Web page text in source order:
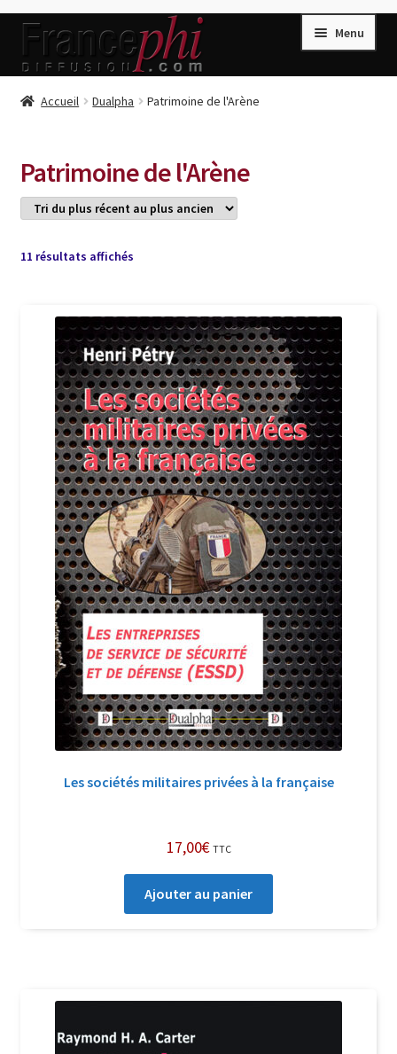
Aller
la
Aller
contenu
Menu
Accueil
Conditions de Vente
Connection
Listes d’Envies
Livres de Peter Randa
Livres de Philippe Randa
Login Customizer
Newsletter
Nous Contacter
Panier
Politique de confidentialité et cookies
Qui sommes-nous ?
Soutien à Philippe Randa
Suivi de la Commande
Accueil Dualpha Patrimoine de l'Arène
Patrimoine de l'Arène
11 résultats affichésTrié
récent
au
plus
ancien
Les sociétés militaires privées à la française
17,00€ TTC
Ajouter au panier